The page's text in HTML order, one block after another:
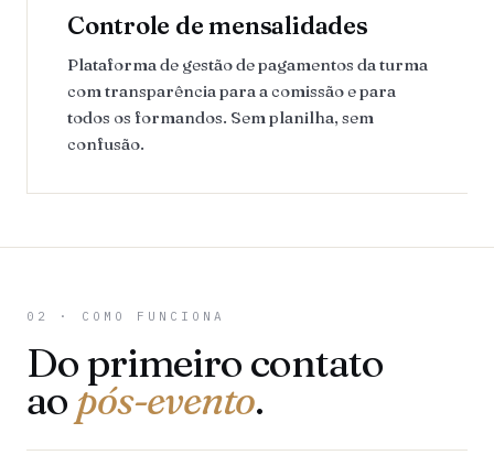
Controle de mensalidades
Plataforma de gestão de pagamentos da turma
com transparência para a comissão e para
todos os formandos. Sem planilha, sem
confusão.
02 · COMO FUNCIONA
Do primeiro contato
ao pós-evento.